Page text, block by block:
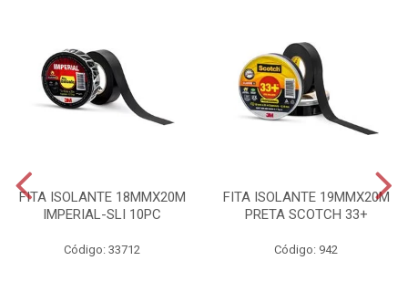
FITA ISOLANTE 18MMX20M
IMPERIAL-SLI 10PC
Código: 33712
FITA ISOLANTE 19MMX20M
PRETA SCOTCH 33+
Código: 942